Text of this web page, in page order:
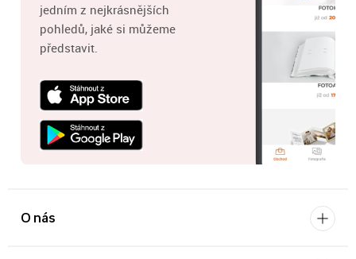
jedním z nejkrásnějších
pohledů, jaké si můžeme
představit.
O nás